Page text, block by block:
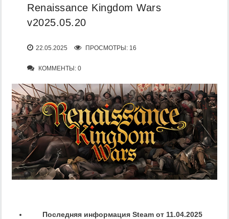
Renaissance Kingdom Wars
v2025.05.20
22.05.2025 ПРОСМОТРЫ: 16
КОММЕНТЫ: 0
Последняя информация Steam от 11.04.2025